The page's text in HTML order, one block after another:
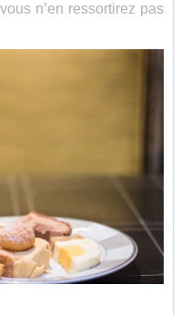
n’en ressortirez pas